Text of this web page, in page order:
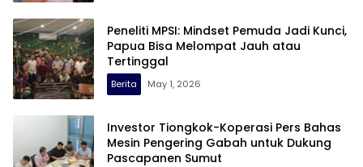
Peneliti MPSI: Mindset Pemuda Jadi Kunci,
Papua Bisa Melompat Jauh atau
Tertinggal
Berita May 1, 2026
Investor Tiongkok-Koperasi Pers Bahas
Mesin Pengering Gabah untuk Dukung
Pascapanen Sumut